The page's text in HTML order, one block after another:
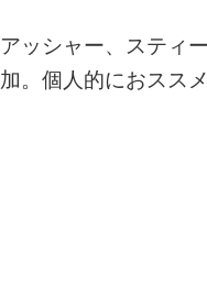
アッシャー、スティ
加。個人的におスス